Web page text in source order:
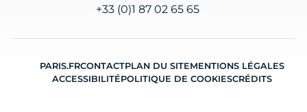
+33 (0)1 87 02 65 65
PARIS.FRCONTACTPLAN DU SITEMENTIONS LÉGALES
ACCESSIBILITÉPOLITIQUE DE COOKIESCRÉDITS